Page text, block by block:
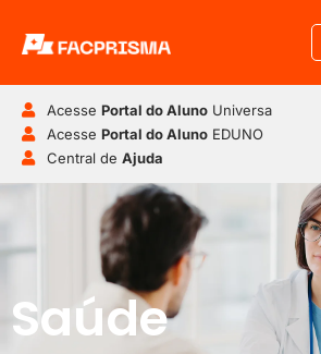
Acesse Portal do AlunoUniversa
Acesse Portal do AlunoEDUNO
Central de Ajuda
Saúde